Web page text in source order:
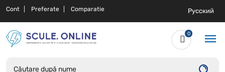
Cont Preferate Comparatie Русский
0